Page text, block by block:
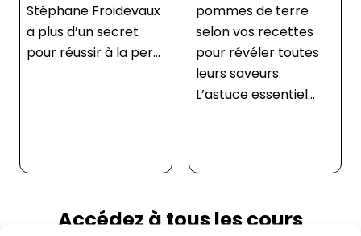
Stéphane Froidevaux
a plus d’un secret
pour réussir à la per...
pommes de terre
selon vos recettes
pour révéler toutes
leurs saveurs.
L’astuce essentiel...
Accédez à tous les cours